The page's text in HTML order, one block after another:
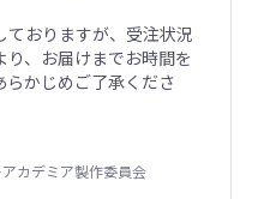
おりますが、受注状況
、お届けまでお時間を
かじめご了承くださ
カデミア製作委員会